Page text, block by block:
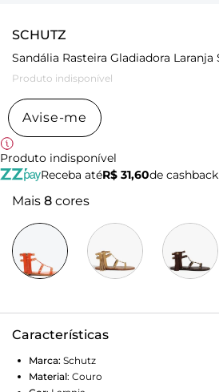
SCHUTZ
Produto indisponível
Avise-me
Produto indisponível
Receba atéR$ 31,60de cashback
Mais 8 cores
Características
Marca: Schutz
Material: Couro